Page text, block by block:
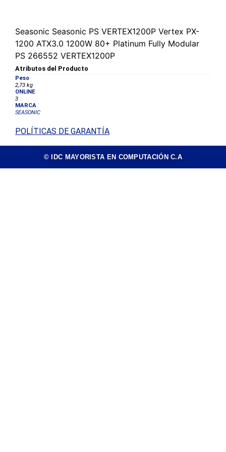
Seasonic Seasonic PS VERTEX1200P Vertex PX-
1200 ATX3.0 1200W 80+ Platinum Fully Modular
PS 266552 VERTEX1200P
Atributos del Producto
Peso
2,73 kg
ONLINE
3
MARCA
SEASONIC
POLÍTICAS DE GARANTÍA
© IDC MAYORISTA EN COMPUTACIÓN C.A